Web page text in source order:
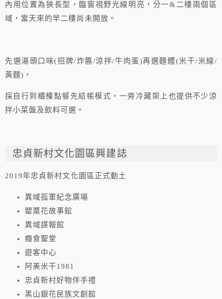
內用位置為狹長型，臨窗視野光線明亮，分一&二樓兩個區
域，當天來的早二樓尚未開放。
先選湯頭口味(招牌/炸醬/涼拌/牛肉蛋)再選麵體(米干/米線/
黃麵)，
採自行到櫃檯點餐先結帳模式，一旁冷藏架上也提供不少涼
拌小菜盤及飲料可選。
忠貞新村文化園區興建誌
2019年忠貞新村文化園區正式動土
異域孤軍紀念廣場
罌粟花故事館
異域諜報館
癮食聖堂
遊客中心
阿美米干1981
忠貞新村好物伴手禮
黑山銀花民族文創館